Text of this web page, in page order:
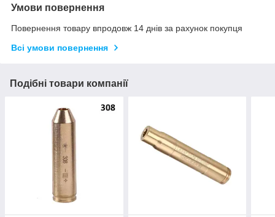
Умови повернення
Повернення товару впродовж 14 днів за рахунок покупця
Всі умови повернення
Подібні товари компанії